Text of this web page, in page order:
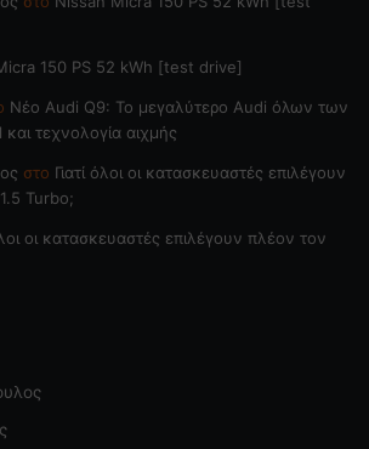
150 PS 52 kWh [test drive]
Νέο Audi Q9: Το μεγαλύτερο Audi όλων των
τεχνολογία αιχμής
στο Γιατί όλοι οι κατασκευαστές επιλέγουν
Turbo;
οι κατασκευαστές επιλέγουν πλέον τον